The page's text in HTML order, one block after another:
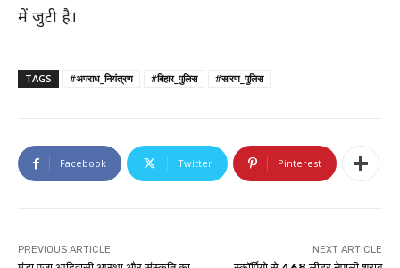
में जुटी है।
TAGS #अपराध_नियंत्रण #बिहार_पुलिस #सारण_पुलिस
Facebook Twitter Pinterest
PREVIOUS ARTICLE NEXT ARTICLE